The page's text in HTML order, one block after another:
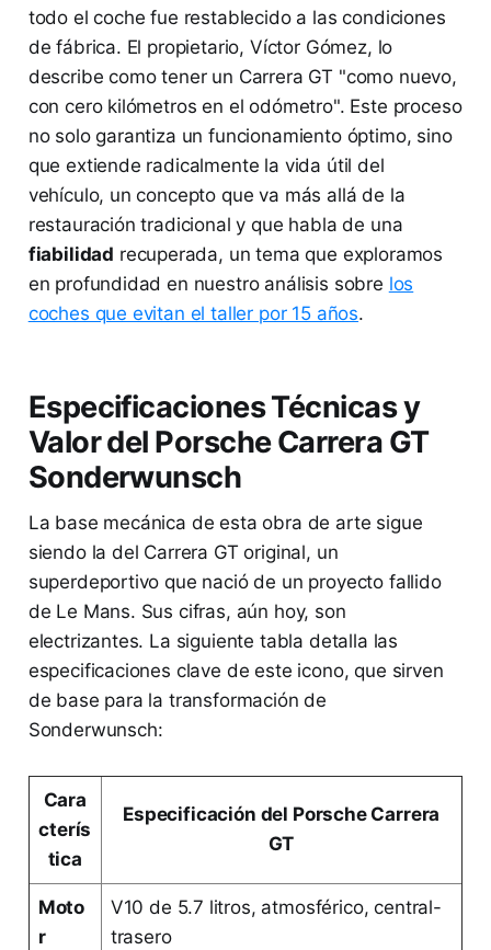
todo el coche fue restablecido a las condiciones
de fábrica. El propietario, Víctor Gómez, lo
describe como tener un Carrera GT "como nuevo,
con cero kilómetros en el odómetro". Este proceso
no solo garantiza un funcionamiento óptimo, sino
que extiende radicalmente la vida útil del
vehículo, un concepto que va más allá de la
restauración tradicional y que habla de una
fiabilidad recuperada, un tema que exploramos
en profundidad en nuestro análisis sobre los
coches que evitan el taller por 15 años.
Especificaciones Técnicas y
Valor del Porsche Carrera GT
Sonderwunsch
La base mecánica de esta obra de arte sigue
siendo la del Carrera GT original, un
superdeportivo que nació de un proyecto fallido
de Le Mans. Sus cifras, aún hoy, son
electrizantes. La siguiente tabla detalla las
especificaciones clave de este icono, que sirven
de base para la transformación de
Sonderwunsch:
Cara
cterís
tica
Especificación del Porsche Carrera
GT
Moto
r
V10 de 5.7 litros, atmosférico, central-
trasero